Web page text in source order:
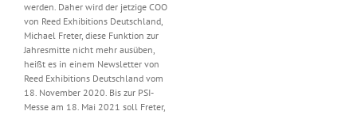
werden. Daher wird der jetzige COO
von Reed Exhibitions Deutschland,
Michael Freter, diese Funktion zur
Jahresmitte nicht mehr ausüben,
heißt es in einem Newsletter von
Reed Exhibitions Deutschland vom
18. November 2020. Bis zur PSI-
Messe am 18. Mai 2021 soll Freter,